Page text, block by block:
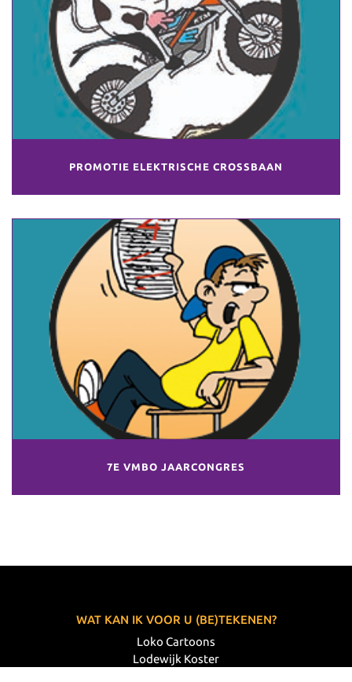
PROMOTIE ELEKTRISCHE CROSSBAAN
7E VMBO JAARCONGRES
WAT KAN IK VOOR U (BE)TEKENEN?
Loko Cartoons
Lodewijk Koster